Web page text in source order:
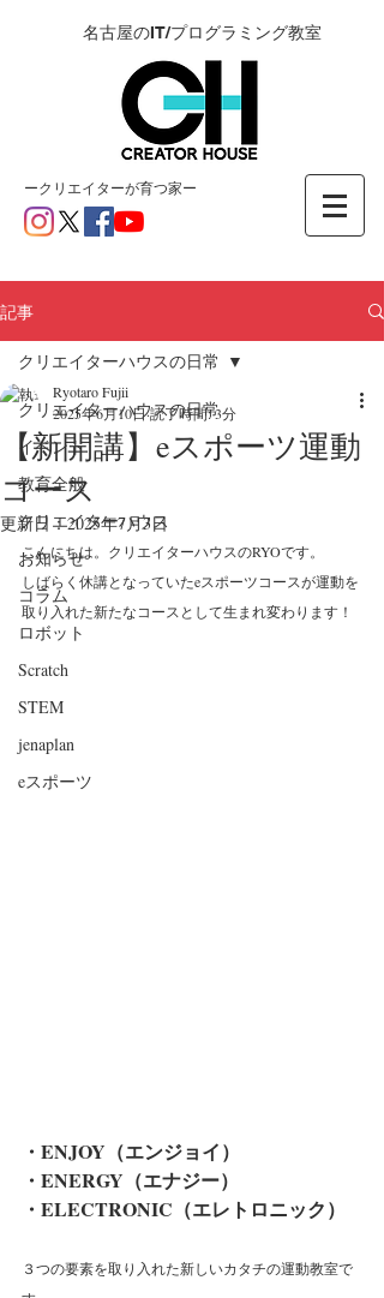
名古屋のIT/プログラミング教室
ー​クリエイターが育つ家ー
記事
クリエイターハウスの日常
イベント
教育全般
クリエイターハウス
お知らせ
コラム
ロボット
Scratch
STEM
jenaplan
eスポーツ
クリエイターハウスの日常
【新開講】eスポーツ運動
コース
Ryotaro Fujii
2025年6月10日読了時間: 3分
更新日：2025年7月3日
こんにちは。クリエイターハウスのRYOです。
しばらく休講となっていたeスポーツコースが運動を
取り入れた新たなコースとして生まれ変わります！
・ENJOY（エンジョイ）
・ENERGY（エナジー）
・ELECTRONIC（エレトロニック）
３つの要素を取り入れた新しいカタチの運動教室で